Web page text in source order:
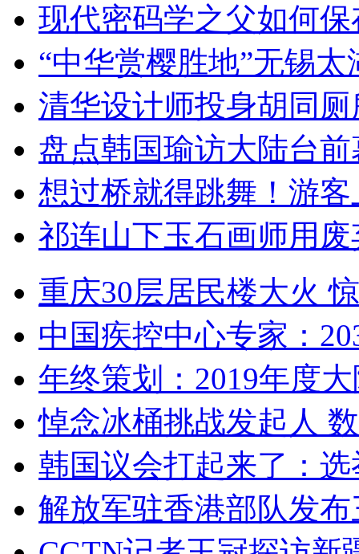
现代密码学之父如何
“中华赏樱胜地”无锡
清华设计师投身胡同
盘点韩国瑜访大陆台
想过桥就得跳舞！游客
祁连山下玉石画师用
重庆30层居民楼大火
中国疾控中心专家：
年终策划：2019年度
悼念冰桶挑战发起人
韩国议会打起来了：
解放军驻香港部队发